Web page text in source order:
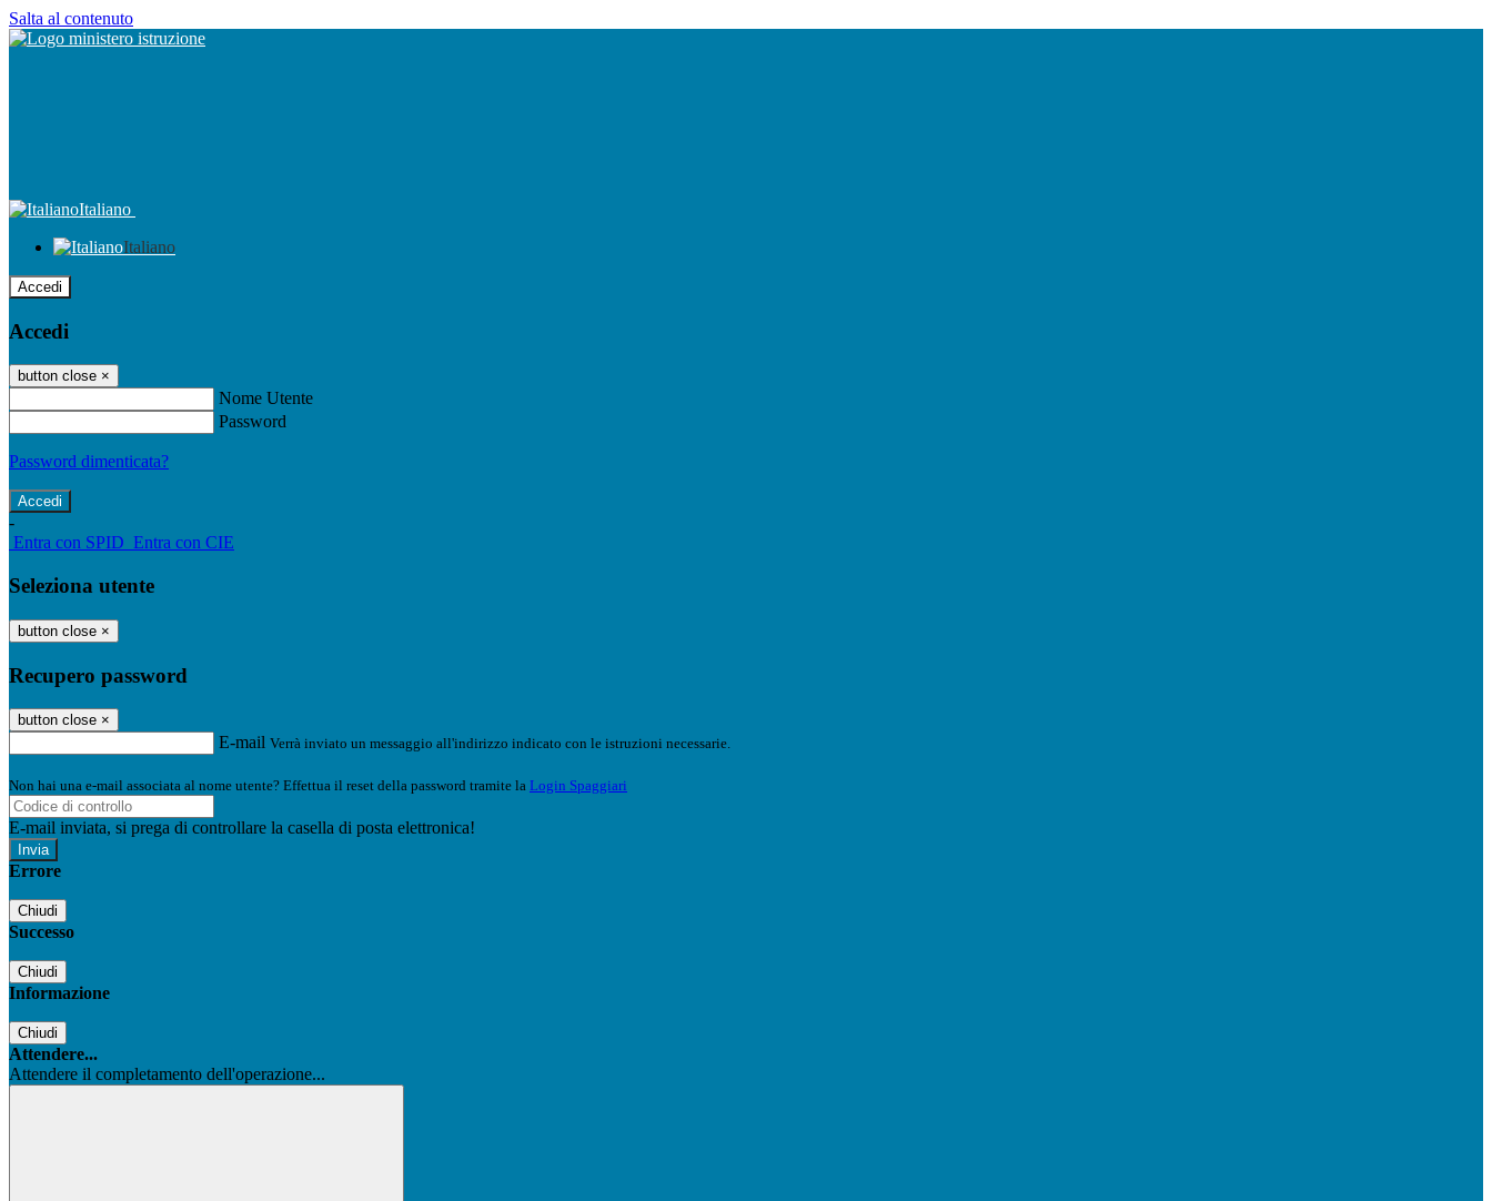
Salta al contenuto
Italiano
Italiano
Accedi
Accedi
button close ×
Nome Utente
Password
Password dimenticata?
-
Entra con SPID Entra con CIE
Seleziona utente
button close ×
Recupero password
button close ×
E-mail Verrà inviato un messaggio all'indirizzo indicato con le istruzioni necessarie.
Non hai una e-mail associata al nome utente? Effettua il reset della password tramite la Login Spaggiari
E-mail inviata, si prega di controllare la casella di posta elettronica!
Errore
Chiudi
Successo
Chiudi
Informazione
Chiudi
Attendere...
Attendere il completamento dell'operazione...